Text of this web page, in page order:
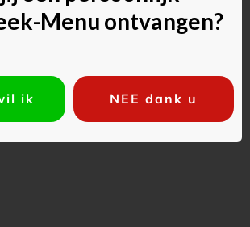
Commentaar toevoegen
Menu ontvangen?
ik NEE dank u